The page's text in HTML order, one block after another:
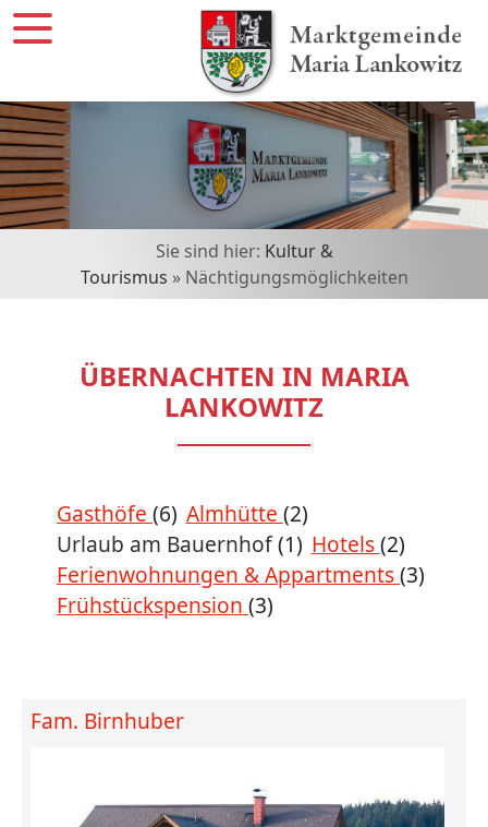
Sie sind hier: Kultur &
Tourismus » Nächtigungsmöglichkeiten
ÜBERNACHTEN IN MARIA
LANKOWITZ
Gasthöfe (6) Almhütte (2)
Urlaub am Bauernhof(1) Hotels(2)
Ferienwohnungen & Appartments(3)
Frühstückspension (3)
Fam. Birnhuber